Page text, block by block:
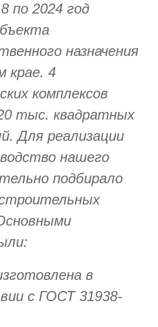
по 2024 год
назначения
крае. 4
комплексов
тыс. квадратных
Для реализации
нашего
подбирало
в
с ГОСТ 31938-